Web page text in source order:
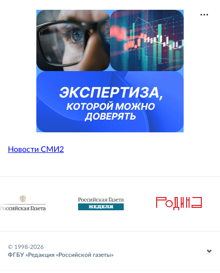
Новости СМИ2
© 1998-2026
ФГБУ «Редакция «Российской газеты»